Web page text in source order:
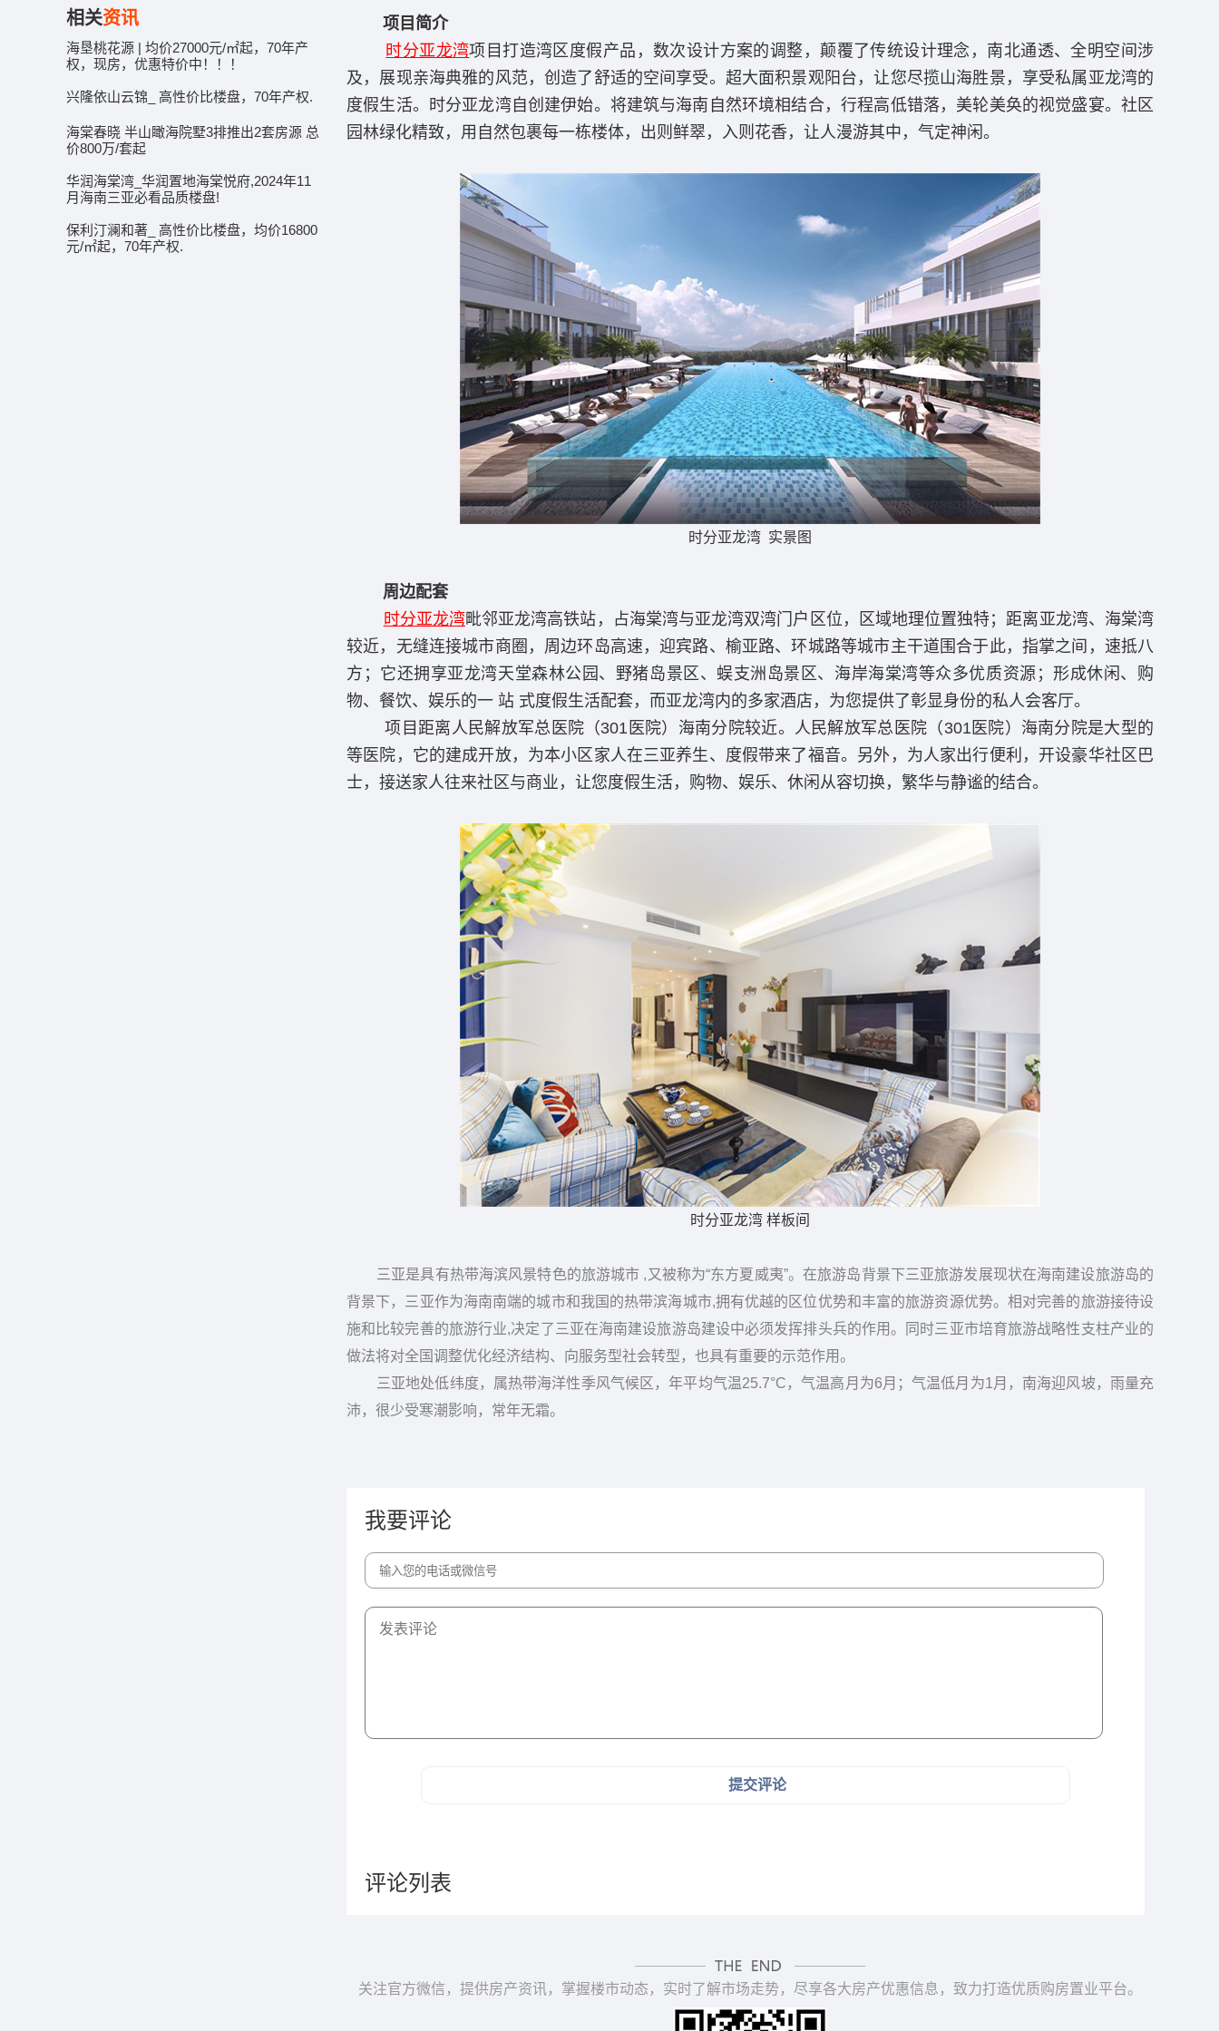
相关资讯
海垦桃花源 | 均价27000元/㎡起，70年产
权，现房，优惠特价中！！！
兴隆依山云锦_ 高性价比楼盘，70年产权.
海棠春晓 半山瞰海院墅3排推出2套房源 总
价800万/套起
华润海棠湾_华润置地海棠悦府,2024年11
月海南三亚必看品质楼盘!
保利汀澜和著_ 高性价比楼盘，均价16800
元/㎡起，70年产权.
项目简介
时分亚龙湾项目打造湾区度假产品，数次设计方案的调整，颠覆了传统设计理念，南北通透、全明空间涉
及，展现亲海典雅的风范，创造了舒适的空间享受。超大面积景观阳台，让您尽揽山海胜景，享受私属亚龙湾的
度假生活。时分亚龙湾自创建伊始。将建筑与海南自然环境相结合，行程高低错落，美轮美奂的视觉盛宴。社区
园林绿化精致，用自然包裹每一栋楼体，出则鲜翠，入则花香，让人漫游其中，气定神闲。
时分亚龙湾 实景图
周边配套
时分亚龙湾毗邻亚龙湾高铁站，占海棠湾与亚龙湾双湾门户区位，区域地理位置独特；距离亚龙湾、海棠湾
较近，无缝连接城市商圈，周边环岛高速，迎宾路、榆亚路、环城路等城市主干道围合于此，指掌之间，速抵八
方；它还拥享亚龙湾天堂森林公园、野猪岛景区、蜈支洲岛景区、海岸海棠湾等众多优质资源；形成休闲、购
物、餐饮、娱乐的一 站 式度假生活配套，而亚龙湾内的多家酒店，为您提供了彰显身份的私人会客厅。
项目距离人民解放军总医院（301医院）海南分院较近。人民解放军总医院（301医院）海南分院是大型的
等医院，它的建成开放，为本小区家人在三亚养生、度假带来了福音。另外，为人家出行便利，开设豪华社区巴
士，接送家人往来社区与商业，让您度假生活，购物、娱乐、休闲从容切换，繁华与静谧的结合。
时分亚龙湾 样板间
三亚是具有热带海滨风景特色的旅游城市 ,又被称为“东方夏威夷”。在旅游岛背景下三亚旅游发展现状在海南建设旅游岛的
背景下，三亚作为海南南端的城市和我国的热带滨海城市,拥有优越的区位优势和丰富的旅游资源优势。相对完善的旅游接待设
施和比较完善的旅游行业,决定了三亚在海南建设旅游岛建设中必须发挥排头兵的作用。同时三亚市培育旅游战略性支柱产业的
做法将对全国调整优化经济结构、向服务型社会转型，也具有重要的示范作用。
三亚地处低纬度，属热带海洋性季风气候区，年平均气温25.7°C，气温高月为6月；气温低月为1月，南海迎风坡，雨量充
沛，很少受寒潮影响，常年无霜。
我要评论
提交评论
评论列表
关注官方微信，提供房产资讯，掌握楼市动态，实时了解市场走势，尽享各大房产优惠信息，致力打造优质购房置业平台。